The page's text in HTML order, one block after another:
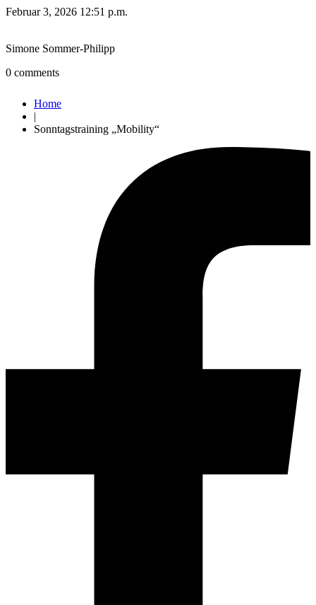
Februar 3, 2026 12:51 p.m.
Simone Sommer-Philipp
0 comments
Home
|
Sonntagstraining „Mobility“